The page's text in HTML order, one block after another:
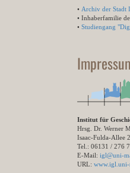
• Archiv der Stadt
• Inhaberfamilie
• Studiengang
Institut für
Hrsg. Dr. Werner
Isaac-Fulda-Allee
Tel.: 06131 / 276
E-Mail: igl@uni-
URL: www.igl.uni-